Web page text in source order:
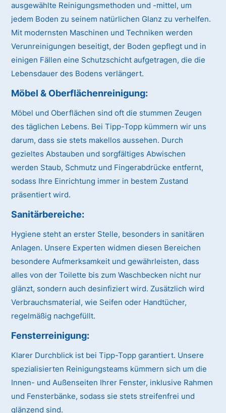
ausgewählte Reinigungsmethoden und -mittel, um
jedem Boden zu seinem natürlichen Glanz zu verhelfen.
Mit modernsten Maschinen und Techniken werden
Verunreinigungen beseitigt, der Boden gepflegt und in
einigen Fällen eine Schutzschicht aufgetragen, die die
Lebensdauer des Bodens verlängert.
Möbel & Oberflächenreinigung:
Möbel und Oberflächen sind oft die stummen Zeugen
des täglichen Lebens. Bei Tipp-Topp kümmern wir uns
darum, dass sie stets makellos aussehen. Durch
gezieltes Abstauben und sorgfältiges Abwischen
werden Staub, Schmutz und Fingerabdrücke entfernt,
sodass Ihre Einrichtung immer in bestem Zustand
präsentiert wird.
Sanitärbereiche:
Hygiene steht an erster Stelle, besonders in sanitären
Anlagen. Unsere Experten widmen diesen Bereichen
besondere Aufmerksamkeit und gewährleisten, dass
alles von der Toilette bis zum Waschbecken nicht nur
glänzt, sondern auch desinfiziert wird. Zusätzlich wird
Verbrauchsmaterial, wie Seifen oder Handtücher,
regelmäßig nachgefüllt.
Fensterreinigung:
Klarer Durchblick ist bei Tipp-Topp garantiert. Unsere
spezialisierten Reinigungsteams kümmern sich um die
Innen- und Außenseiten Ihrer Fenster, inklusive Rahmen
und Fensterbänke, sodass sie stets streifenfrei und
glänzend sind.